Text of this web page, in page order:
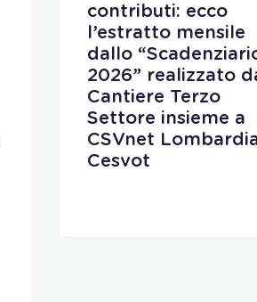
contributi: ecco
l’estratto mensile
dallo
2026” realizzato
Cantiere Terzo
Settore insieme a
CSVnet
Cesvot